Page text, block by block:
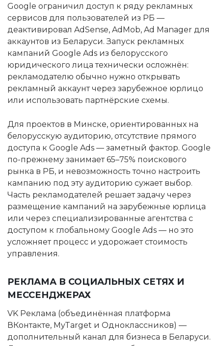
Google ограничил доступ к ряду рекламных
сервисов для пользователей из РБ —
деактивировал AdSense, AdMob, Ad Manager для
аккаунтов из Беларуси. Запуск рекламных
кампаний Google Ads из белорусского
юридического лица технически осложнён:
рекламодателю обычно нужно открывать
рекламный аккаунт через зарубежное юрлицо
или использовать партнёрские схемы.
Для проектов в Минске, ориентированных на
белорусскую аудиторию, отсутствие прямого
доступа к Google Ads — заметный фактор. Google
по-прежнему занимает 65–75% поискового
рынка в РБ, и невозможность точно настроить
кампанию под эту аудиторию сужает выбор.
Часть рекламодателей решает задачу через
размещение кампаний на зарубежные юрлица
или через специализированные агентства с
доступом к глобальному Google Ads — но это
усложняет процесс и удорожает стоимость
управления.
РЕКЛАМА В СОЦИАЛЬНЫХ СЕТЯХ И
МЕССЕНДЖЕРАХ
VK Реклама (объединённая платформа
ВКонтакте, MyTarget и Одноклассников) —
дополнительный канал для бизнеса в Беларуси.